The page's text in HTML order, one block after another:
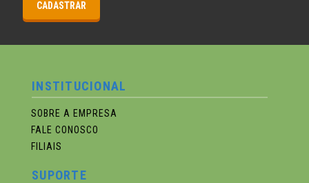
INSTITUCIONAL
SOBRE A EMPRESA
FALE CONOSCO
FILIAIS
SUPORTE